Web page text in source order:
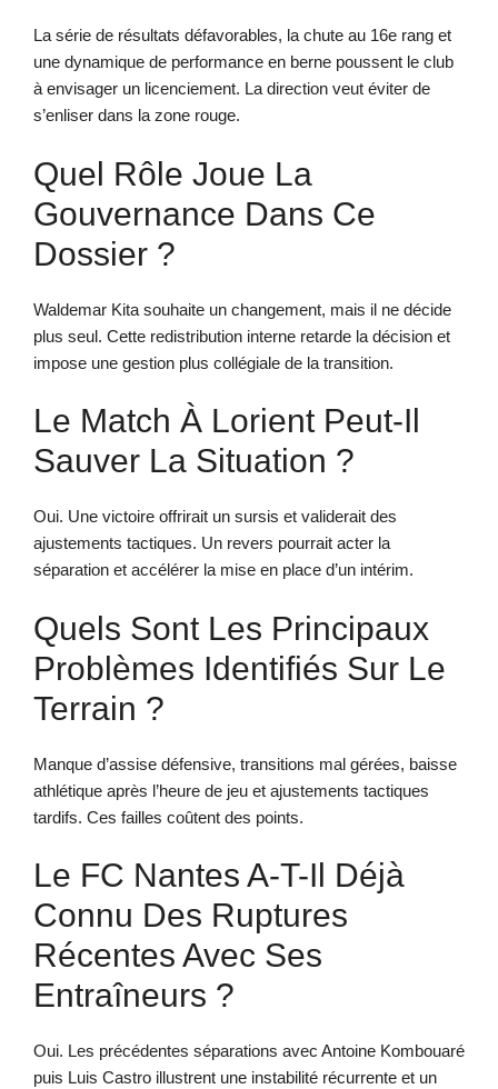
La série de résultats défavorables, la chute au 16e rang et
une dynamique de performance en berne poussent le club
à envisager un licenciement. La direction veut éviter de
s’enliser dans la zone rouge.
Quel Rôle Joue La
Gouvernance Dans Ce
Dossier ?
Waldemar Kita souhaite un changement, mais il ne décide
plus seul. Cette redistribution interne retarde la décision et
impose une gestion plus collégiale de la transition.
Le Match À Lorient Peut-Il
Sauver La Situation ?
Oui. Une victoire offrirait un sursis et validerait des
ajustements tactiques. Un revers pourrait acter la
séparation et accélérer la mise en place d’un intérim.
Quels Sont Les Principaux
Problèmes Identifiés Sur Le
Terrain ?
Manque d’assise défensive, transitions mal gérées, baisse
athlétique après l’heure de jeu et ajustements tactiques
tardifs. Ces failles coûtent des points.
Le FC Nantes A-T-Il Déjà
Connu Des Ruptures
Récentes Avec Ses
Entraîneurs ?
Oui. Les précédentes séparations avec Antoine Kombouaré
puis Luis Castro illustrent une instabilité récurrente et un